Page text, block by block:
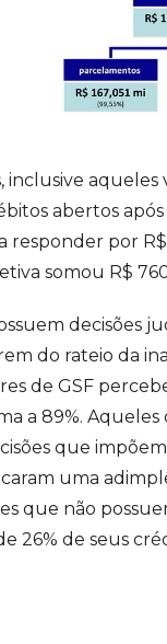
inclusive aqueles
abertos
responder por
somou R$
decisões
do rateio da
de GSF
a 89%.
que
uma
que não
26% de seus